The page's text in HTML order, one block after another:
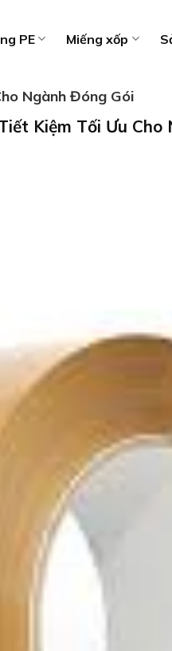
PE Miếng xốp
Ngành Đóng Gói
Kiệm Tối Ưu Cho